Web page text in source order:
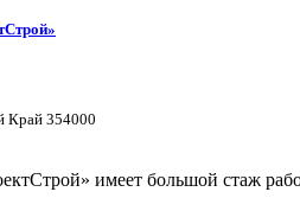
Край 354000
имеет большой стаж